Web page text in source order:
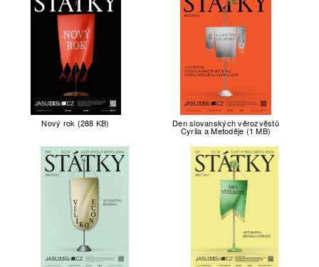
Nový rok (288 KB) Den slovanských věrozvěstů
Cyrila a Metoděje (1 MB)